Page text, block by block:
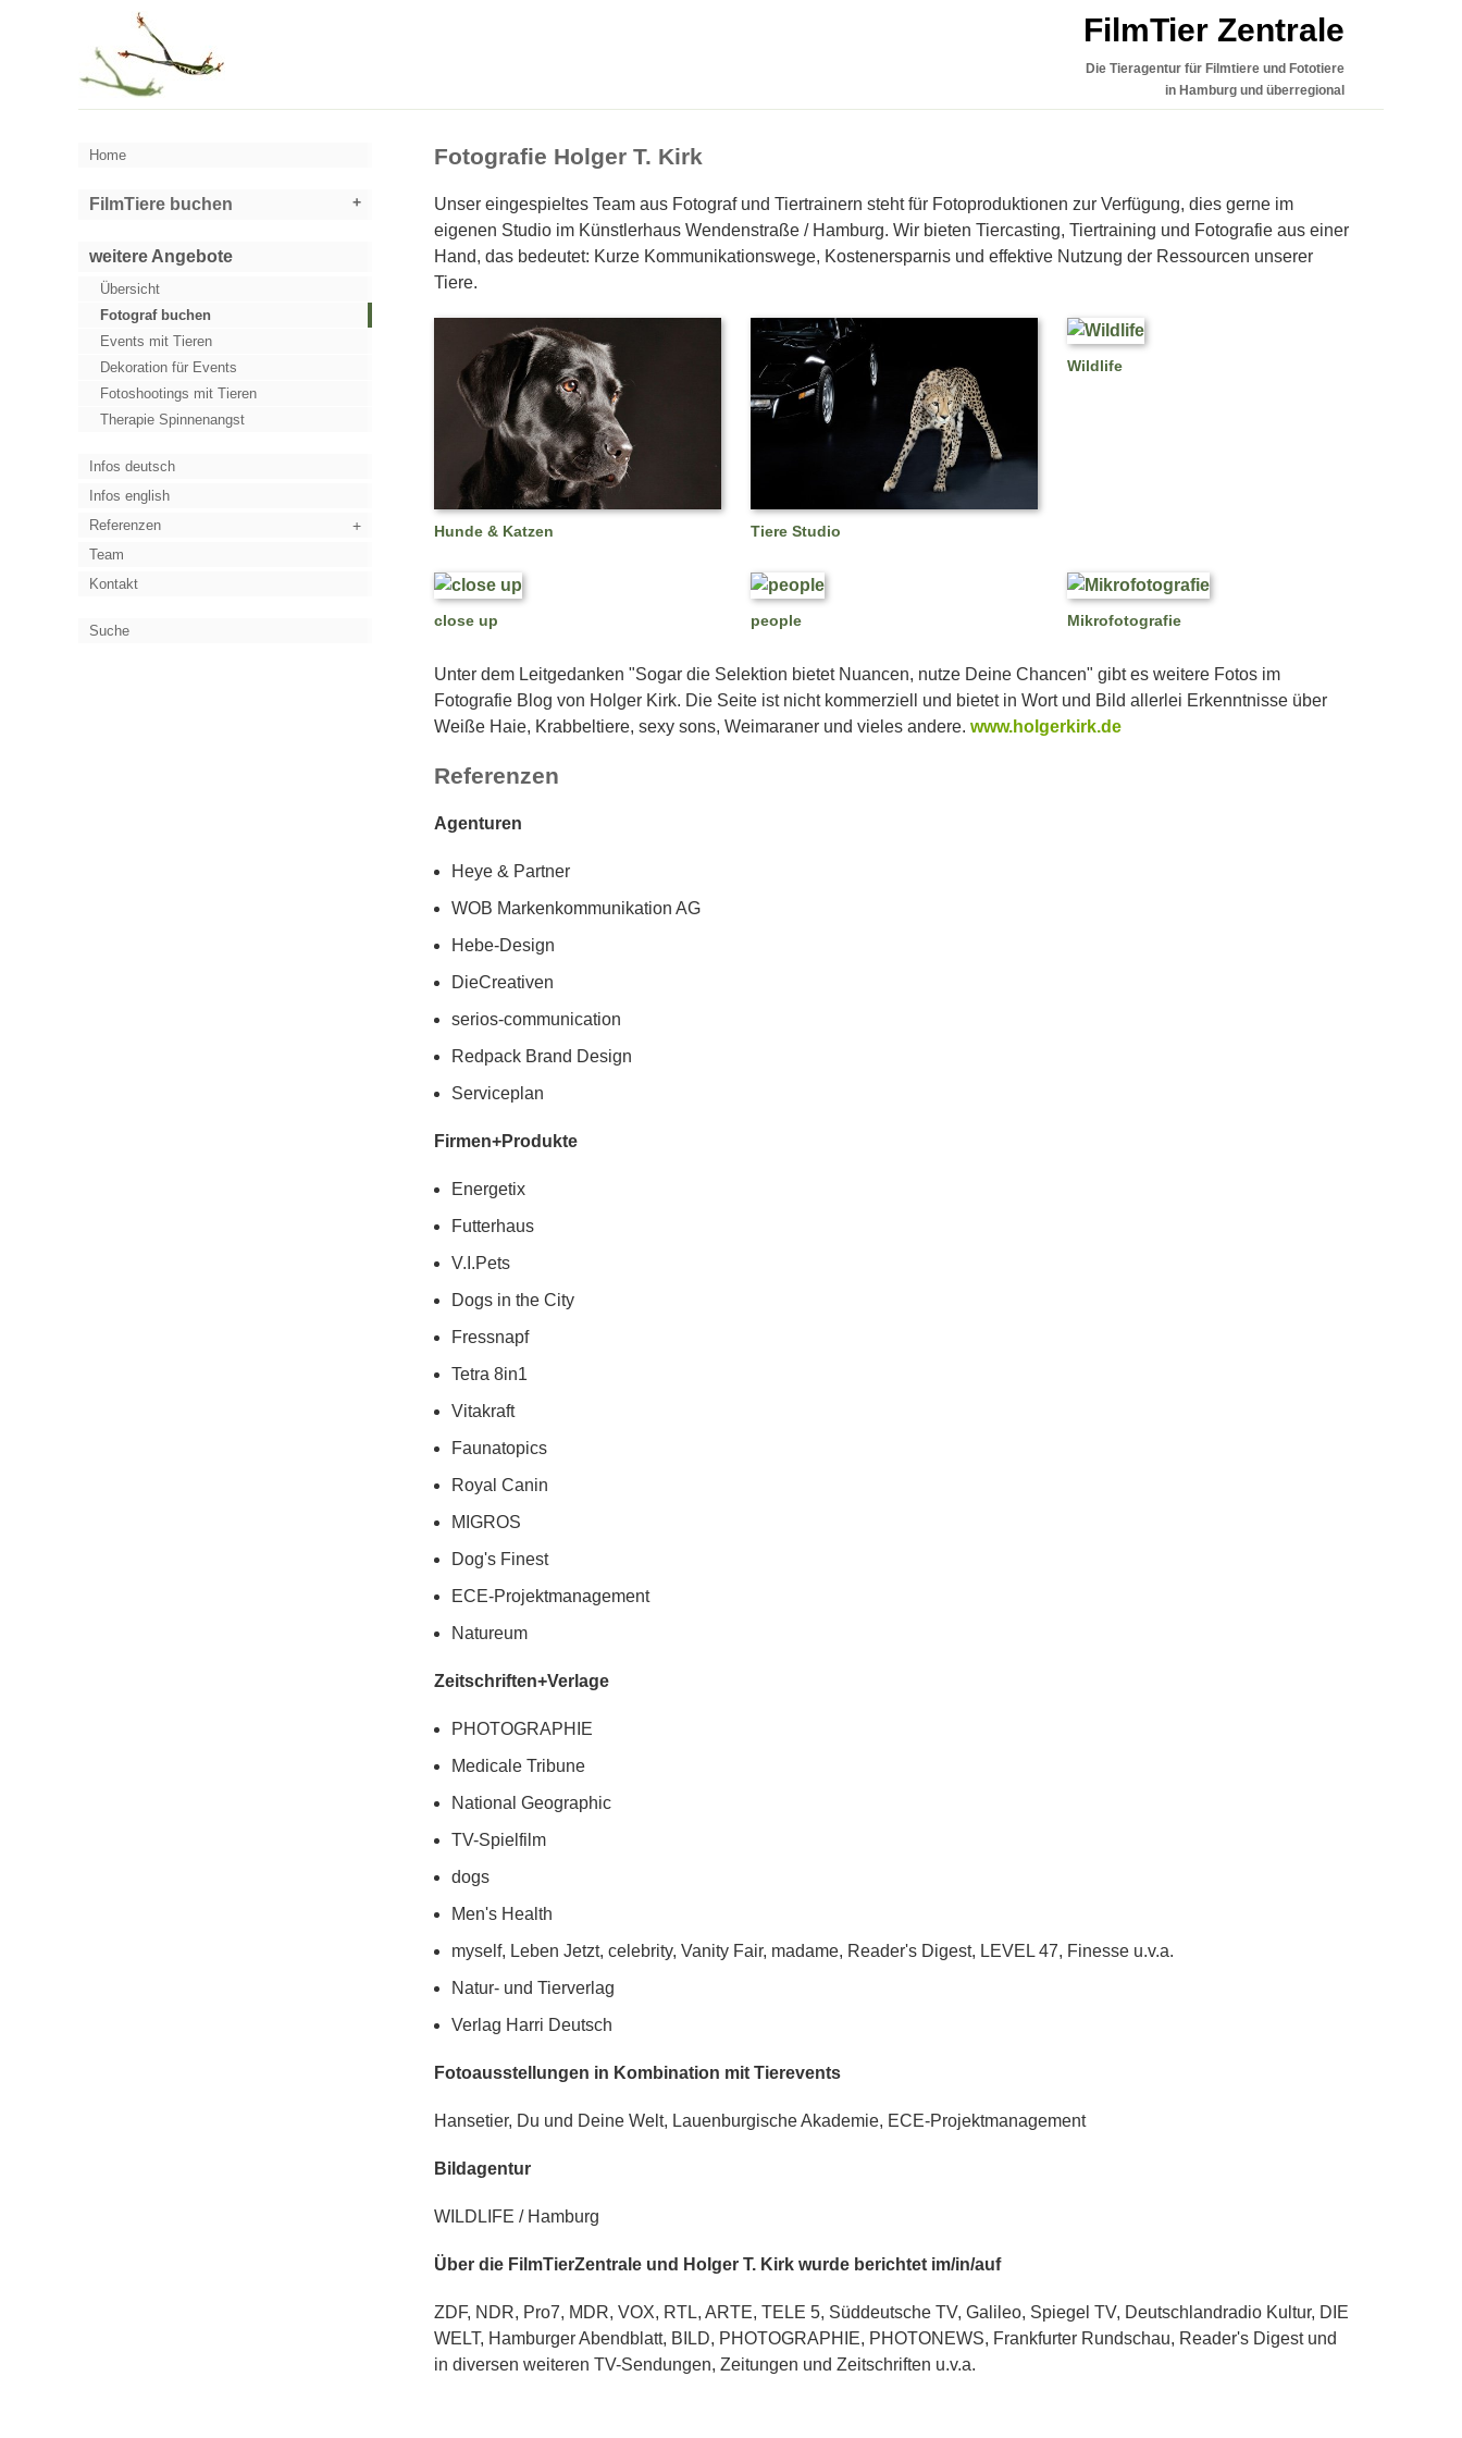
FilmTier Zentrale
Die Tieragentur für Filmtiere und Fototiere
in Hamburg und überregional
Home
FilmTiere buchen
weitere Angebote
Übersicht
Fotograf buchen
Events mit Tieren
Dekoration für Events
Fotoshootings mit Tieren
Therapie Spinnenangst
Infos deutsch
Infos english
Referenzen
Team
Kontakt
Suche
Fotografie Holger T. Kirk
Unser eingespieltes Team aus Fotograf und Tiertrainern steht für Fotoproduktionen zur Verfügung, dies gerne im
eigenen Studio im Künstlerhaus Wendenstraße / Hamburg. Wir bieten Tiercasting, Tiertraining und Fotografie aus einer
Hand, das bedeutet: Kurze Kommunikationswege, Kostenersparnis und effektive Nutzung der Ressourcen unserer
Tiere.
Hunde & Katzen Tiere Studio
Wildlife
close up people Mikrofotografie
Unter dem Leitgedanken "Sogar die Selektion bietet Nuancen, nutze Deine Chancen" gibt es weitere Fotos im
Fotografie Blog von Holger Kirk. Die Seite ist nicht kommerziell und bietet in Wort und Bild allerlei Erkenntnisse über
Weiße Haie, Krabbeltiere, sexy sons, Weimaraner und vieles andere.www.holgerkirk.de
Referenzen
Agenturen
Heye & Partner
WOB Markenkommunikation AG
Hebe-Design
DieCreativen
serios-communication
Redpack Brand Design
Serviceplan
Firmen+Produkte
Energetix
Futterhaus
V.I.Pets
Dogs in the City
Fressnapf
Tetra 8in1
Vitakraft
Faunatopics
Royal Canin
MIGROS
Dog's Finest
ECE-Projektmanagement
Natureum
Zeitschriften+Verlage
PHOTOGRAPHIE
Medicale Tribune
National Geographic
TV-Spielfilm
dogs
Men's Health
myself, Leben Jetzt, celebrity, Vanity Fair, madame, Reader's Digest, LEVEL 47, Finesse u.v.a.
Natur- und Tierverlag
Verlag Harri Deutsch
Fotoausstellungen in Kombination mit Tierevents
Hansetier, Du und Deine Welt, Lauenburgische Akademie, ECE-Projektmanagement
Bildagentur
WILDLIFE / Hamburg
Über die FilmTierZentrale und Holger T. Kirk wurde berichtet im/in/auf
ZDF, NDR, Pro7, MDR, VOX, RTL, ARTE, TELE 5, Süddeutsche TV, Galileo, Spiegel TV, Deutschlandradio Kultur, DIE
WELT, Hamburger Abendblatt, BILD, PHOTOGRAPHIE, PHOTONEWS, Frankfurter Rundschau, Reader's Digest und
in diversen weiteren TV-Sendungen, Zeitungen und Zeitschriften u.v.a.